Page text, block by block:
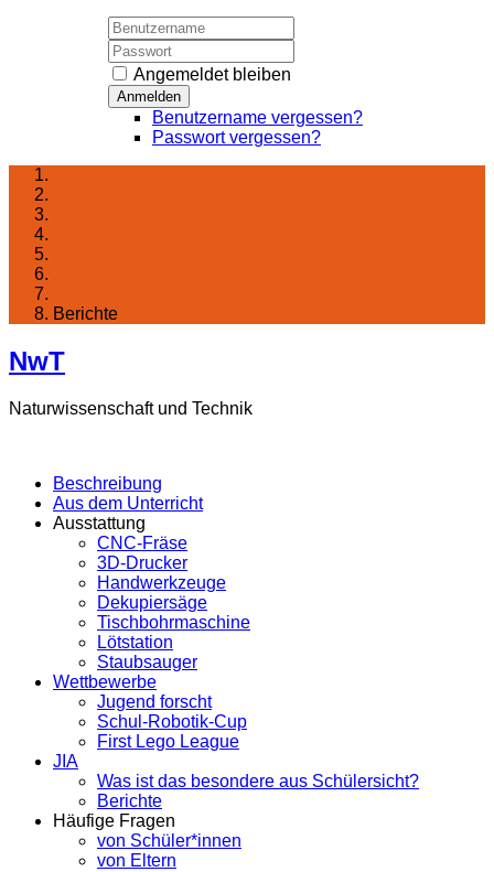
Angemeldet bleiben
Anmelden
Benutzername vergessen?
Passwort vergessen?
Berichte
NwT
Naturwissenschaft und Technik
Beschreibung
Aus dem Unterricht
Ausstattung
CNC-Fräse
3D-Drucker
Handwerkzeuge
Dekupiersäge
Tischbohrmaschine
Lötstation
Staubsauger
Wettbewerbe
Jugend forscht
Schul-Robotik-Cup
First Lego League
JIA
Was ist das besondere aus Schülersicht?
Berichte
Häufige Fragen
von Schüler*innen
von Eltern